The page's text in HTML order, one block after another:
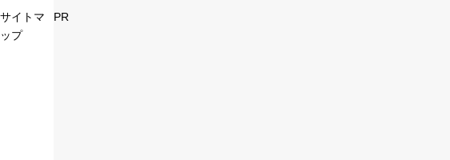
サイトマ
ップ
PR